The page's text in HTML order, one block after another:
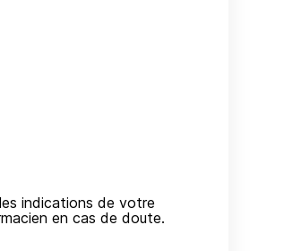
indications de votre
en cas de doute.